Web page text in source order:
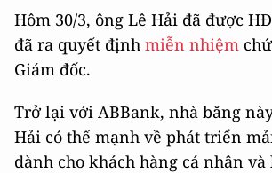
Hôm 30/3, ông Lê Hải đã được
đã ra quyết định miễn nhiệm
Giám đốc.
Trở lại với ABBank, nhà băng
Hải có thế mạnh về phát triển
dành cho khách hàng cá nhân và